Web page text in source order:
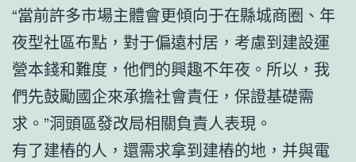
“當前許多市場主體會更傾向于在縣城商圈、年
夜型社區布點，對于偏遠村居，考慮到建設運
營本錢和難度，他們的興趣不年夜。所以，我
們先鼓勵國企來承擔社會責任，保證基礎需
求。”洞頭區發改局相關負責人表現。
有了建樁的人，還需求拿到建樁的地，并與電